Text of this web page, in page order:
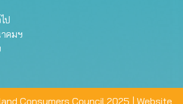
ป
คมฯ
Consumers Council 2025 | Website